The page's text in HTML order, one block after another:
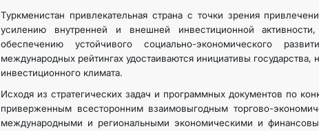
Туркменистан привлекательная страна с точки зрения
усилению внутренней и внешней инвестиционной
обеспечению устойчивого социально-экономического
международных рейтингах удостаиваются инициативы
инвестиционного климата.
Исходя из стратегических задач и программных документов по
приверженным всесторонним взаимовыгодным торгово-
международными и региональными экономическими и